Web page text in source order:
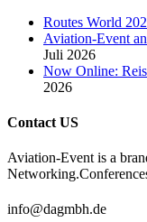
Routes World
Aviation-Event
Juli 2026
Now Online:
2026
Contact US
Aviation-Event is a
info@dagmbh.de